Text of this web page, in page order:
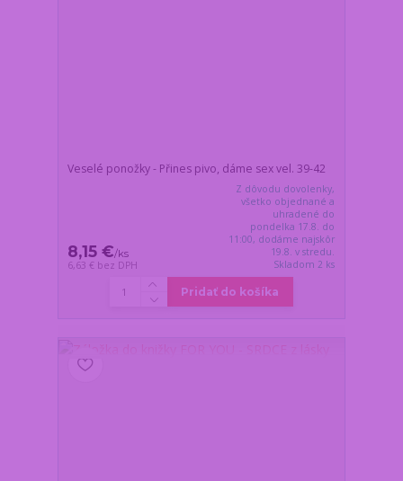
Veselé ponožky - Přines pivo, dáme sex vel. 39-42
8,15 €/ks
6,63 € bez DPH
Z dôvodu dovolenky,
všetko objednané a
uhradené do
pondelka 17.8. do
11:00, dodáme najskôr
19.8. v stredu.
Skladom 2 ks
Pridať do košíka